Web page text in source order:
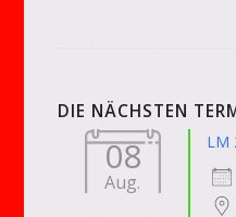
DIE NÄCHSTEN
08
Aug.
LM